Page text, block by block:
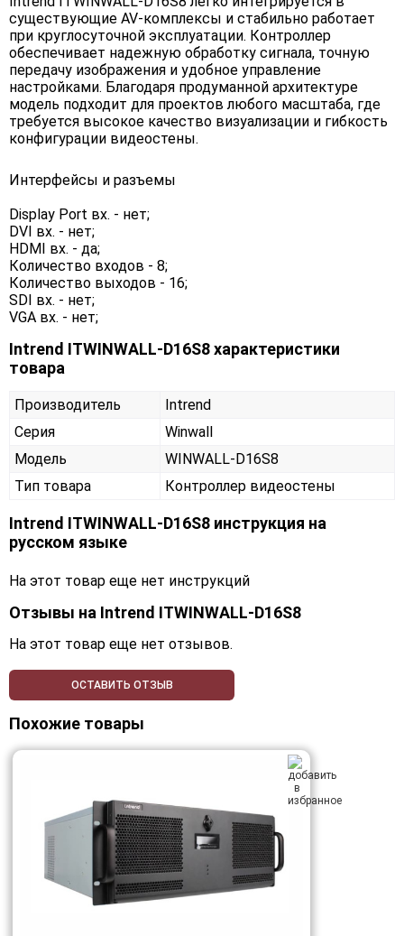
существующие AV-комплексы и стабильно работает
при круглосуточной эксплуатации. Контроллер
обеспечивает надежную обработку сигнала, точную
передачу изображения и удобное управление
настройками. Благодаря продуманной архитектуре
модель подходит для проектов любого масштаба, где
требуется высокое качество визуализации и гибкость
конфигурации видеостены.
Интерфейсы и разъемы
Display Port вх. - нет;
DVI вх. - нет;
HDMI вх. - да;
Количество входов - 8;
Количество выходов - 16;
SDI вх. - нет;
VGA вх. - нет;
Intrend ITWINWALL-D16S8 характеристики
товара
Производитель
Intrend
Серия
Winwall
Модель
WINWALL-D16S8
Тип товара
Контроллер видеостены
Intrend ITWINWALL-D16S8 инструкция на
русском языке
На этот товар еще нет инструкций
Отзывы на Intrend ITWINWALL-D16S8
На этот товар еще нет отзывов.
ОСТАВИТЬ ОТЗЫВ
Похожие товары